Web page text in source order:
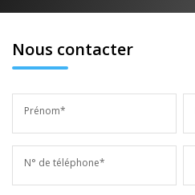
Nous contacter
Prénom*
N° de téléphone*